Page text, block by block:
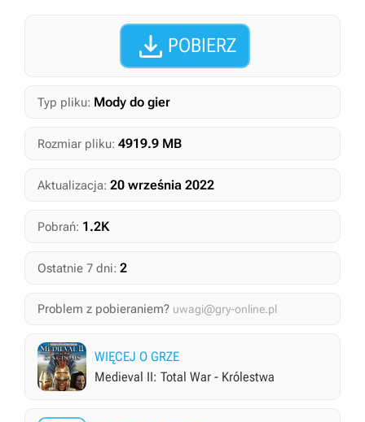
 POBIERZ
Typ pliku: Mody do gier
Rozmiar pliku: 4919.9 MB
Aktualizacja: 20 września 2022
Pobrań: 1.2K
Ostatnie 7 dni: 2
Problem z pobieraniem? uwagi@gry-online.pl
WIĘCEJ O GRZE
Medieval II: Total War - Królestwa